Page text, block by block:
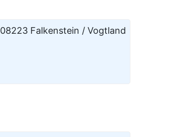
08223 Falkenstein / Vogtland